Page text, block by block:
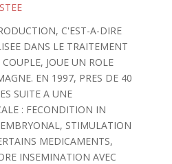
C'EST-A-DIRE
DANS LE TRAITEMENT
JOUE UN ROLE
EN 1997, PRES DE 40
SUITE A UNE
: FECONDITION IN
STIMULATION
MEDICAMENTS,
INSEMINATION AVEC